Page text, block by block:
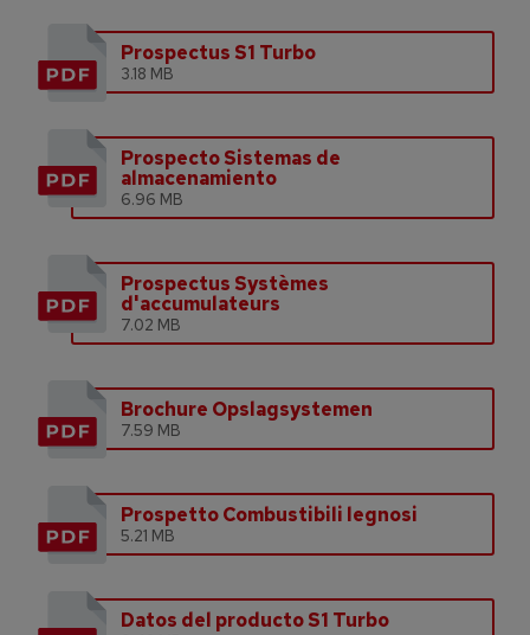
Prospectus S1 Turbo
3.18 MB
Prospecto Sistemas de
almacenamiento
6.96 MB
Prospectus Systèmes
d'accumulateurs
7.02 MB
Brochure Opslagsystemen
7.59 MB
Prospetto Combustibili legnosi
5.21 MB
Datos del producto S1 Turbo